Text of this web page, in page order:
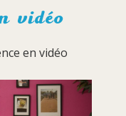
vidéo
en vidéo